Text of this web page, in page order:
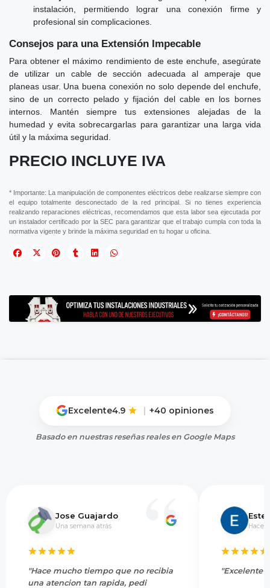
instalación, permitiendo lograr una conexión firme y
profesional sin complicaciones.
Consejos para una Extensión Impecable
Para obtener el máximo rendimiento de este enchufe, asegúrate
de utilizar un cable de sección adecuada al amperaje que
planeas usar. Una buena conexión no solo depende del enchufe,
sino de un correcto pelado y fijación del cable en los bornes
internos. Mantén siempre tus extensiones alejadas de la
humedad y evita sobrecargarlas para garantizar una larga vida
útil y la máxima seguridad.
PRECIO INCLUYE IVA
* Importante: La manipulación de componentes eléctricos debe realizarse siempre con
el equipo totalmente desconectado de la red principal. Si no tienes experiencia
realizando reparaciones eléctricas, recomendamos que esta labor sea ejecutada por
un instalador certificado por la SEC para garantizar que el trabajo cumpla con toda la
normativa vigente y brinde la máxima seguridad en tu hogar u oficina.
Excelente4.9 | +40 opiniones
Basado en nuestras reseñas reales en Google Maps
Jose Guajardo
Una semana atrás
"Hace mucho tiempo que no recibia
una atencion tan rapida, pedi
Hace
"Excelente